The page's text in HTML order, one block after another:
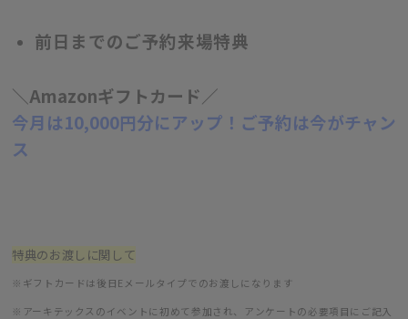
前日までのご予約来場特典
＼Amazonギフトカード／
今月は10,000円分にアップ！ご予約は今がチャン
ス
特典のお渡しに関して
※ギフトカードは後日Eメールタイプでのお渡しになります
※アーキテックスのイベントに初めて参加され、アンケートの必要項目にご記入